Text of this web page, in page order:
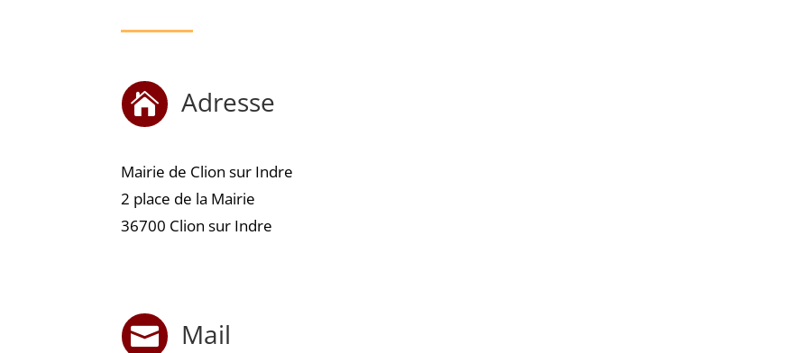
 Adresse
Mairie de Clion sur Indre
2 place de la Mairie
36700 Clion sur Indre
 Mail